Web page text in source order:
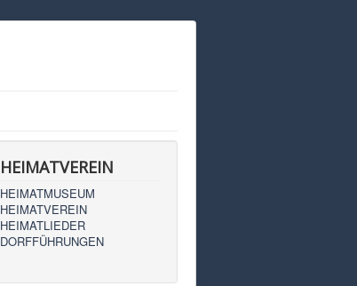
HEIMATVEREIN
HEIMATMUSEUM
HEIMATVEREIN
HEIMATLIEDER
DORFFÜHRUNGEN